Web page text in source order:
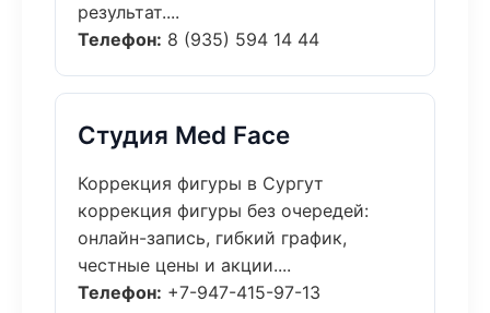
результат....
Телефон: 8 (935) 594 14 44
Студия Med Face
Коррекция фигуры в Сургут
коррекция фигуры без очередей:
онлайн-запись, гибкий график,
честные цены и акции....
Телефон: +7-947-415-97-13